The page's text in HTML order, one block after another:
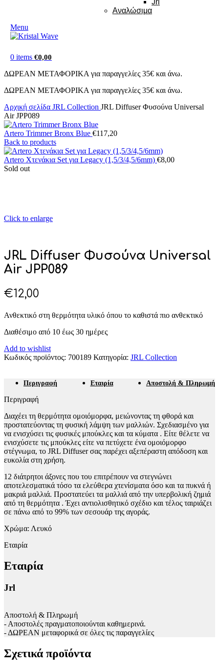
Jrl
Αναλώσιμα
Menu
0 items €0,00
ΔΩΡΕΑΝ ΜΕΤΑΦΟΡΙΚΑ για παραγγελίες 35€ και άνω.
ΔΩΡΕΑΝ ΜΕΤΑΦΟΡΙΚΑ για παραγγελίες 35€ και άνω.
Αρχική σελίδα JRL Collection JRL Diffuser Φυσούνα Universal
Air JPP089
Artero Trimmer Bronx Blue €117,20
Back to products
Artero Χτενάκια Set για Legacy (1,5/3/4,5/6mm) €8,00
Sold out
Click to enlarge
JRL Diffuser Φυσούνα Universal
Air JPP089
€12,00
Ανθεκτικό στη θερμότητα υλικό όπου το καθιστά πιο ανθεκτικό
Διαθέσιμο από 10 έως 30 ημέρες
Add to wishlist
Κωδικός προϊόντος: 700189 Κατηγορία: JRL Collection
Περιγραφή Εταιρία Αποστολή & Πληρωμή
Περιγραφή
Διαχέει τη θερμότητα ομοιόμορφα, μειώνοντας τη φθορά και
προστατεύοντας τη φυσική λάμψη των μαλλιών. Σχεδιασμένο για
να ενισχύσει τις φυσικές μπούκλες και τα κύματα . Είτε θέλετε να
ενισχύσετε τις μπούκλες είτε να πετύχετε ένα ομοιόμορφο
στέγνωμα, το JRL Diffuser σας παρέχει αξεπέραστη απόδοση και
ευκολία στη χρήση.
12 διάτρητοι άξονες που του επιτρέπουν να στεγνώνει
αποτελεσματικά τόσο τα ελεύθερα χτενίσματα όσο και τα πυκνά ή
μακριά μαλλιά. Προστατεύει τα μαλλιά από την υπερβολική ζημιά
από τη θερμότητα . Έχει αντιολισθητικό σχέδιο και τέλος ταιριάζει
σε πάνω από το 99% των σεσουάρ της αγοράς.
Χρώμα: Λευκό
Εταιρία
Εταιρία
Jrl
Αποστολή & Πληρωμή
- Αποστολές πραγματοποιούνται καθημερινά.
- ΔΩΡΕΑΝ μεταφορικά σε όλες τις παραγγελίες
Σχετικά προϊόντα